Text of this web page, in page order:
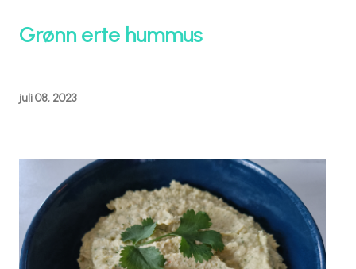
Grønn erte hummus
juli 08, 2023